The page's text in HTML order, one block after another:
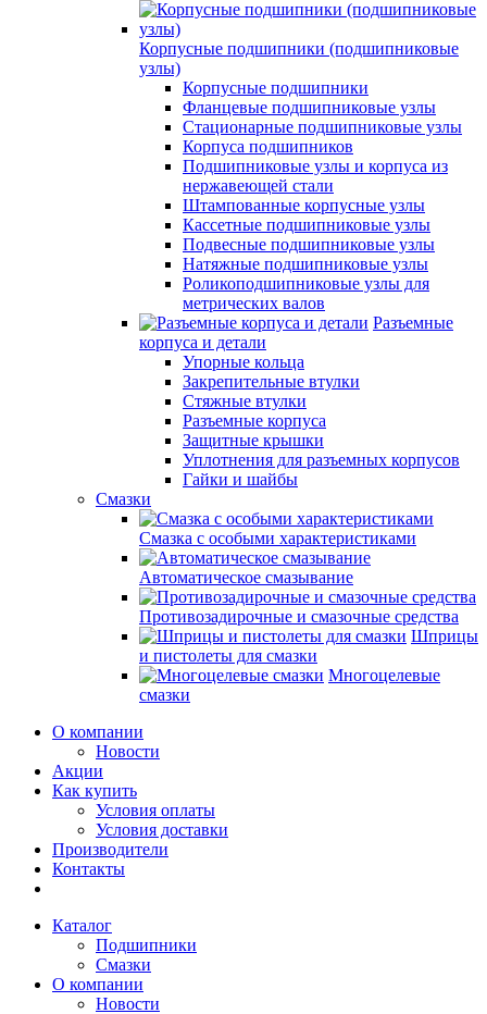
Корпусные подшипники (подшипниковые
узлы)
Корпусные подшипники
Фланцевые подшипниковые узлы
Стационарные подшипниковые узлы
Корпуса подшипников
Подшипниковые узлы и корпуса из
нержавеющей стали
Штампованные корпусные узлы
Кассетные подшипниковые узлы
Подвесные подшипниковые узлы
Натяжные подшипниковые узлы
Роликоподшипниковые узлы для
метрических валов
Разъемные
корпуса и детали
Упорные кольца
Закрепительные втулки
Стяжные втулки
Разъемные корпуса
Защитные крышки
Уплотнения для разъемных корпусов
Гайки и шайбы
Смазки
Смазка с особыми характеристиками
Автоматическое смазывание
Противозадирочные и смазочные средства
Шприцы
и пистолеты для смазки
Многоцелевые
смазки
О компании
Новости
Акции
Как купить
Условия оплаты
Условия доставки
Производители
Контакты
Каталог
Подшипники
Смазки
О компании
Новости